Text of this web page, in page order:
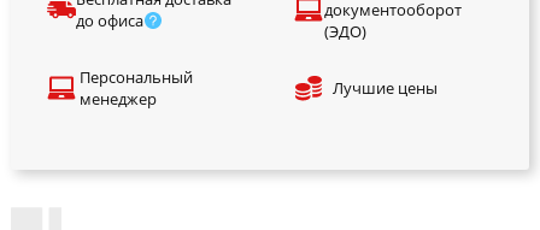
до офиса
документооборот
(ЭДО)
Персональный
менеджер
Лучшие цены